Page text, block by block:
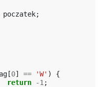
poczatek;
[0] == 'W' )
{
return
-1 ;